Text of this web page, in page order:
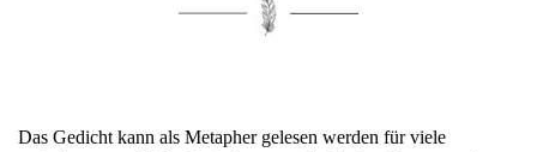
Das Gedicht kann als Metapher gelesen werden für viele